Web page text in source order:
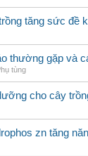
tăng sức đề
thường gặp và
tùng
cho cây
zn tăng